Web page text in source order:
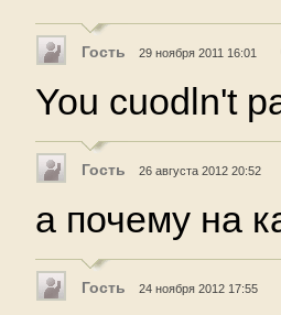
Гость 29 ноября 2011 16:01
You cuodln't
Гость 26 августа 2012 20:52
а почему на
Гость 24 ноября 2012 17:55